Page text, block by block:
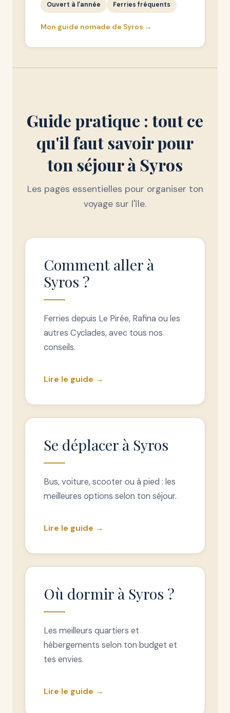
Ouvert à l'année
Ferries fréquents
Mon guide nomade de Syros →
Guide pratique : tout ce
qu'il faut savoir pour
ton séjour à Syros
Les pages essentielles pour organiser ton
voyage sur l'île.
Comment aller à
Syros ?
Ferries depuis Le Pirée, Rafina ou les
autres Cyclades, avec tous nos
conseils.
Lire le guide →
Se déplacer à Syros
Bus, voiture, scooter ou à pied : les
meilleures options selon ton séjour.
Lire le guide →
Où dormir à Syros ?
Les meilleurs quartiers et
hébergements selon ton budget et
tes envies.
Lire le guide →